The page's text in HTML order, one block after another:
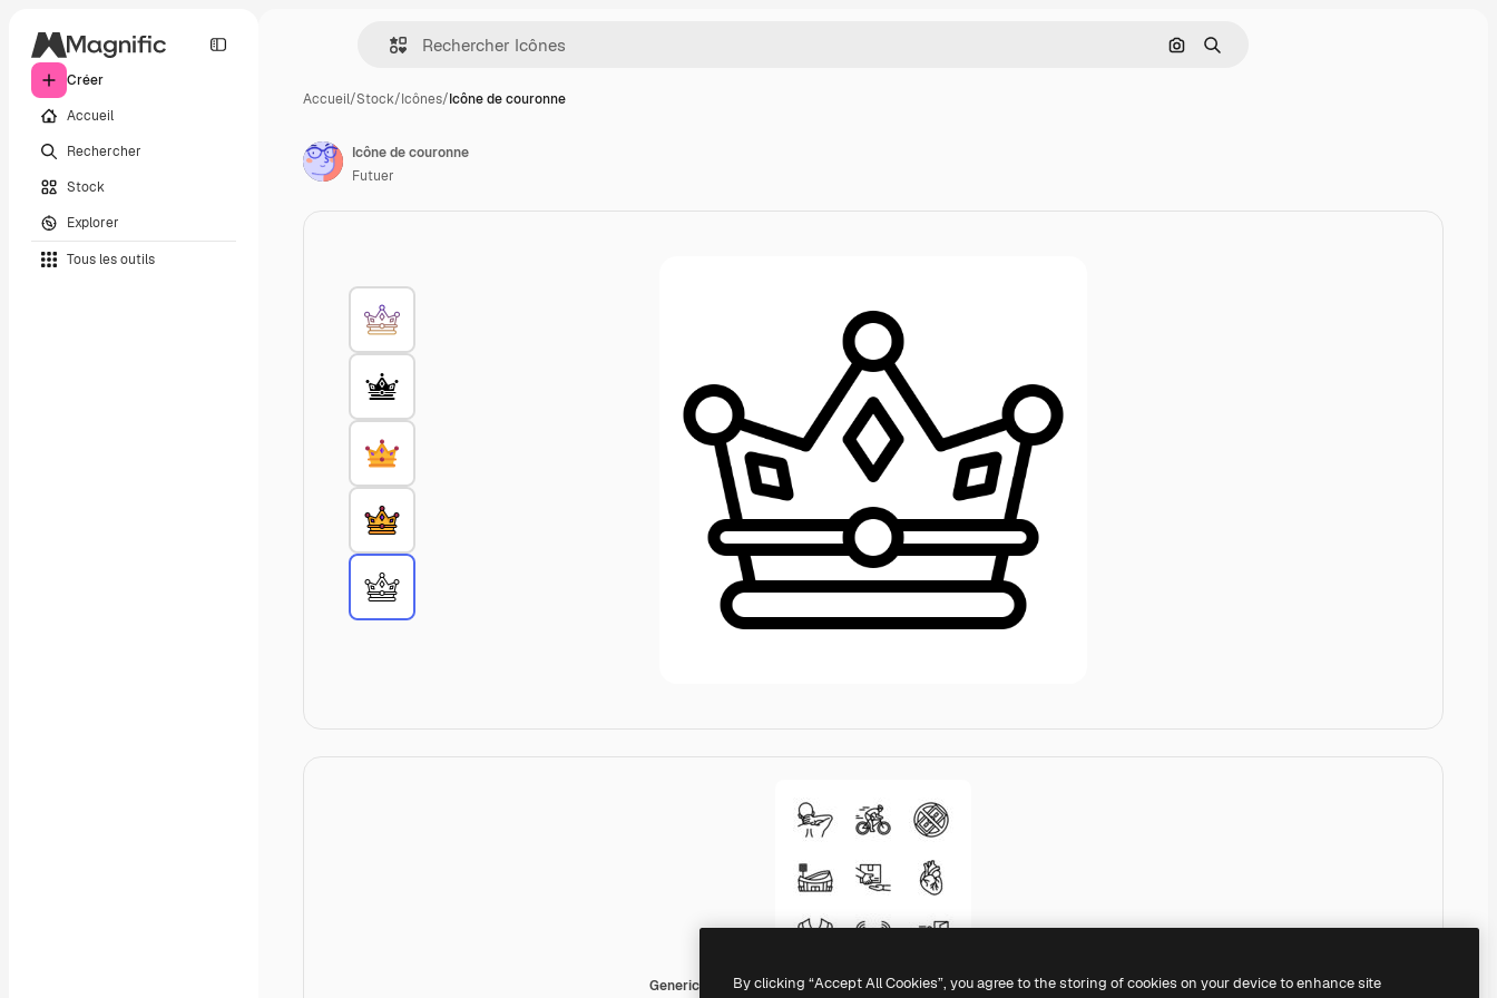
Créer
Accueil
Rechercher
Stock
Explorer
Tous les outils
Rechercher par image
Rechercher
Accueil/Stock/Icônes/Icône de couronne
Generic Detailed Outline
Icône de couronne
Futuer
By clicking “Accept All Cookies”, you agree to the storing of cookies on your device to enhance site